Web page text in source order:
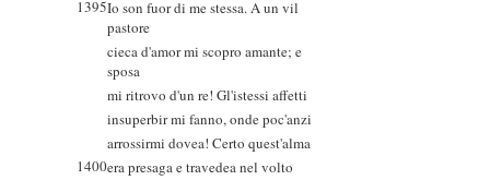
1395Io son fuor di me stessa. A un vil
pastore
cieca d'amor mi scopro amante; e
sposa
mi ritrovo d'un re! Gl'istessi affetti
insuperbir mi fanno, onde poc'anzi
arrossirmi dovea! Certo quest'alma
1400era presaga e travedea nel volto